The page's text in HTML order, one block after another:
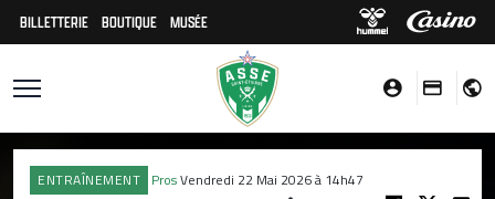
BILLETTERIE BOUTIQUE MUSÉE
ENTRAÎNEMENT ProsVendredi 22 Mai 2026 à 14h47